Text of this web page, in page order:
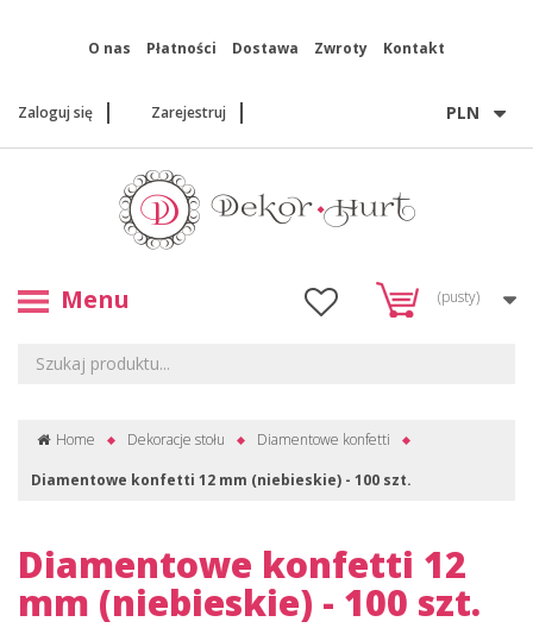
O nas Płatności Dostawa Zwroty Kontakt
PLN
Zaloguj się Zarejestruj
(pusty)
Menu
Home Dekoracje stołu
Diamentowe konfetti
Diamentowe konfetti 12 mm (niebieskie) - 100 szt.
Diamentowe konfetti 12
mm (niebieskie) - 100 szt.